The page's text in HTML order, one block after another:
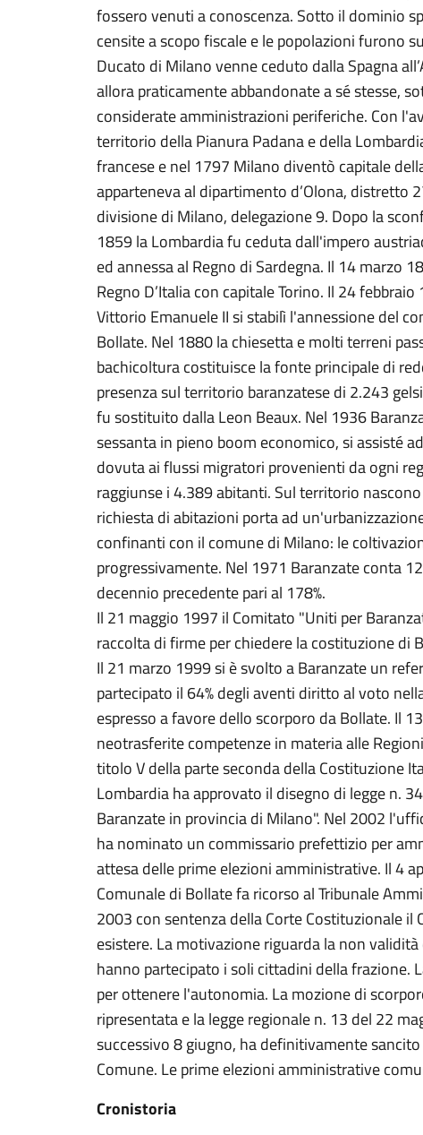
fossero venuti a conoscenza. Sotto il dominio
censite a scopo fiscale e le popolazioni furono
Ducato di Milano venne ceduto dalla Spagna
allora praticamente abbandonate a sé stesse,
considerate amministrazioni periferiche. Con
territorio della Pianura Padana e della
francese e nel 1797 Milano diventò capitale
apparteneva al dipartimento d’Olona, distretto
divisione di Milano, delegazione 9. Dopo la
1859 la Lombardia fu ceduta dall'impero
ed annessa al Regno di Sardegna. Il 14 marzo
Regno D’Italia con capitale Torino. Il 24
Vittorio Emanuele II si stabilì l'annessione del
Bollate. Nel 1880 la chiesetta e molti terreni
bachicoltura costituisce la fonte principale di
presenza sul territorio baranzatese di 2.243
fu sostituito dalla Leon Beaux. Nel 1936
sessanta in pieno boom economico, si assisté
dovuta ai flussi migratori provenienti da ogni
raggiunse i 4.389 abitanti. Sul territorio
richiesta di abitazioni porta ad
confinanti con il comune di Milano: le
progressivamente. Nel 1971 Baranzate conta
decennio precedente pari al 178%.
Il 21 maggio 1997 il Comitato "Uniti per
raccolta di firme per chiedere la costituzione di
Il 21 marzo 1999 si è svolto a Baranzate un
partecipato il 64% degli aventi diritto al voto
espresso a favore dello scorporo da Bollate. Il
neotrasferite competenze in materia alle
titolo V della parte seconda della Costituzione
Lombardia ha approvato il disegno di legge n.
Baranzate in provincia di Milano". Nel 2002
ha nominato un commissario prefettizio per
attesa delle prime elezioni amministrative. Il 4
Comunale di Bollate fa ricorso al Tribunale
2003 con sentenza della Corte Costituzionale il
esistere. La motivazione riguarda la non
hanno partecipato i soli cittadini della frazione.
per ottenere l'autonomia. La mozione di
ripresentata e la legge regionale n. 13 del 22
successivo 8 giugno, ha definitivamente
Comune. Le prime elezioni amministrative
Cronistoria